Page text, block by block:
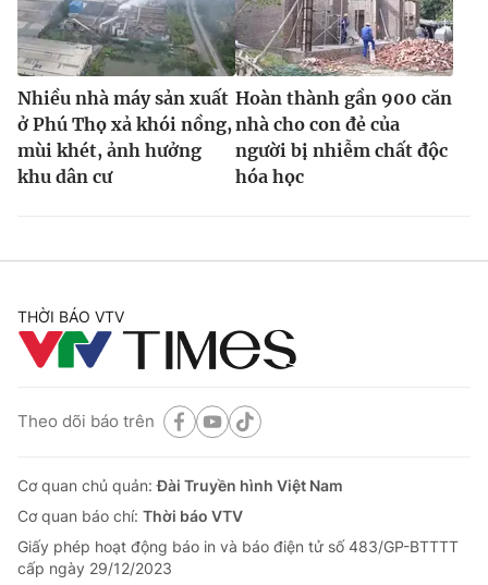
Nhiều nhà máy sản xuất
ở Phú Thọ xả khói nồng,
mùi khét, ảnh hưởng
khu dân cư
Hoàn thành gần 900 căn
nhà cho con đẻ của
người bị nhiễm chất độc
hóa học
THỜI BÁO VTV
Theo dõi báo trên
Cơ quan chủ quản:Đài Truyền hình Việt Nam
Cơ quan báo chí: Thời báo VTV
Giấy phép hoạt động báo in và báo điện tử số 483/GP-BTTTT
cấp ngày 29/12/2023